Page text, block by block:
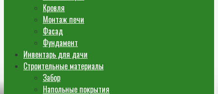
Кровля
Монтаж печи
Фасад
Фундамент
Инвентарь для дачи
Строительные материалы
Забор
Напольные покрытия